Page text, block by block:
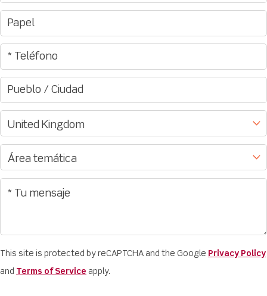
This site is protected by reCAPTCHA and the Google Privacy Policy
and Terms of Service apply.